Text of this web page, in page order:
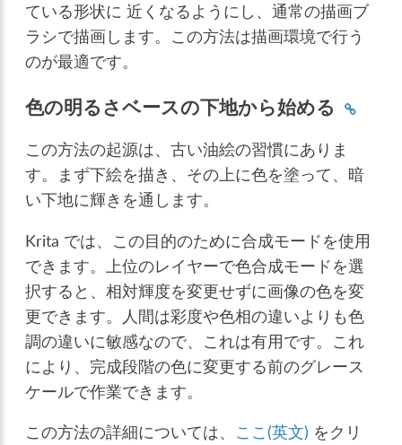
ている形状に 近くなるようにし、通常の描画ブ
ラシで描画します。この方法は描画環境で行う
のが最適です。
色の明るさベースの下地から始める
この方法の起源は、古い油絵の習慣にありま
す。まず下絵を描き、その上に色を塗って、暗
い下地に輝きを通します。
Krita では、この目的のために合成モードを使用
できます。上位のレイヤーで色合成モードを選
択すると、相対輝度を変更せずに画像の色を変
更できます。人間は彩度や色相の違いよりも色
調の違いに敏感なので、これは有用です。これ
により、完成段階の色に変更する前のグレース
ケールで作業できます。
この方法の詳細については、 ここ(英文) をクリ